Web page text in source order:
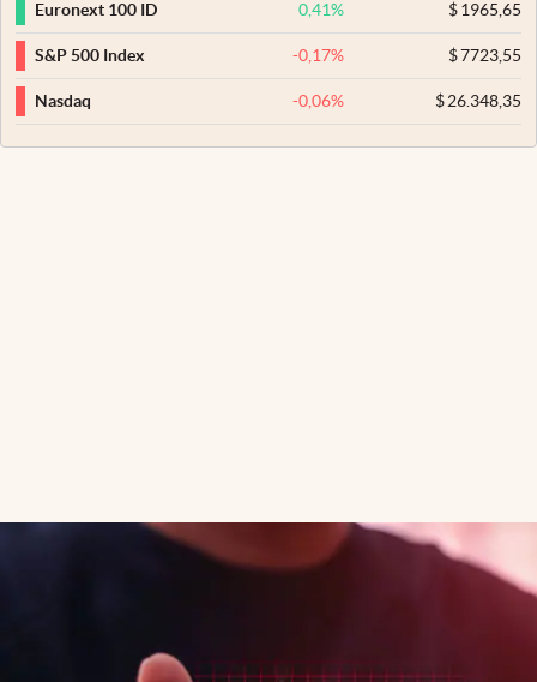
Euronext 100 ID 0,41% $1965,65
S&P 500 Index -0,17% $7723,55
Nasdaq -0,06% $26.348,35